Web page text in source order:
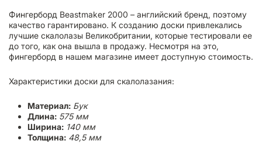
Фингерборд Beastmaker 2000 – английский бренд, поэтому
качество гарантировано. К созданию доски привлекались
лучшие скалолазы Великобритании, которые тестировали ее
до того, как она вышла в продажу. Несмотря на это,
фингерборд в нашем магазине имеет доступную стоимость.
Характеристики доски для скалолазания:
Материал: Бук
Длина: 575 мм
Ширина: 140 мм
Толщина: 48,5 мм